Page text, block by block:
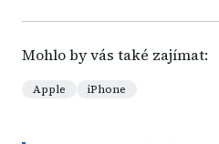
Mohlo by vás také zajímat:
Apple iPhone